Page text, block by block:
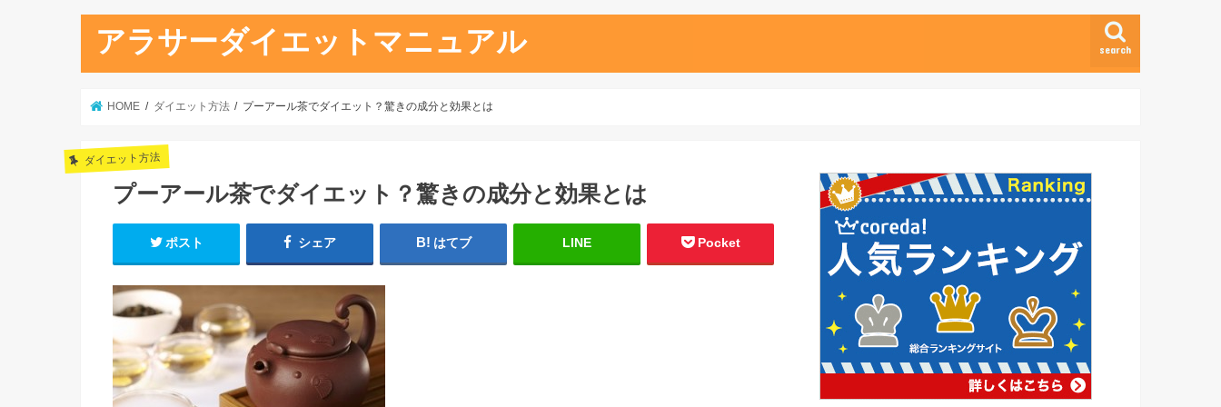
アラサーダイエットマニュアル search
HOME ダイエット方法 プーアール茶でダイエット？驚きの成分と効果とは
ダイエット方法
プーアール茶でダイエット？驚きの成分と効果とは
ポスト シェア はてブ LINE Pocket